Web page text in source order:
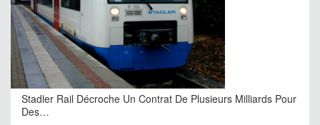
Stadler Rail Décroche Un Contrat De Plusieurs Milliards Pour
Des…